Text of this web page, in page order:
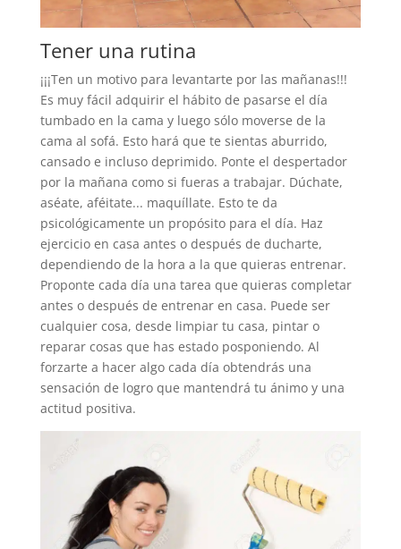
Tener una rutina
¡¡¡Ten un motivo para levantarte por las mañanas!!!
Es muy fácil adquirir el hábito de pasarse el día
tumbado en la cama y luego sólo moverse de la
cama al sofá. Esto hará que te sientas aburrido,
cansado e incluso deprimido. Ponte el despertador
por la mañana como si fueras a trabajar. Dúchate,
aséate, aféitate... maquíllate. Esto te da
psicológicamente un propósito para el día. Haz
ejercicio en casa antes o después de ducharte,
dependiendo de la hora a la que quieras entrenar.
Proponte cada día una tarea que quieras completar
antes o después de entrenar en casa. Puede ser
cualquier cosa, desde limpiar tu casa, pintar o
reparar cosas que has estado posponiendo. Al
forzarte a hacer algo cada día obtendrás una
sensación de logro que mantendrá tu ánimo y una
actitud positiva.